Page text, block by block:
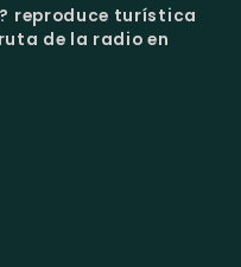
reproduce turística
de la radio en